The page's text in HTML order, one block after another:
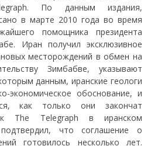
По данным издания,
в марте 2010 года во время
помощника президента
Иран получил эксклюзивное
месторождений в обмен на
Зимбабве, указывают
данным, иранские геологи
экономическое обоснование, и
как только они закончат
The Telegraph в иранском
что соглашение о
готовилось несколько лет.